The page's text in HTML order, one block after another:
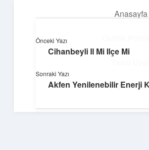
Anasayfa
Huzurlu Yaşam
Hayatına ferahlık katan öneriler!
Önceki Yazı
Cihanbeyli Il Mi Ilçe Mi
Sonraki Yazı
Akfen Yenilenebilir Enerji